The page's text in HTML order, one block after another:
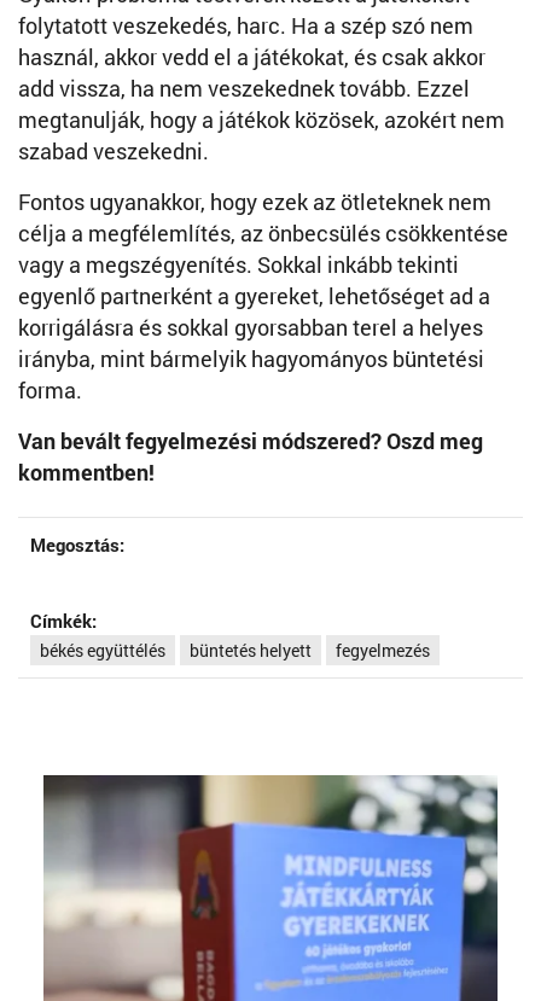
folytatott veszekedés, harc. Ha a szép szó nem
használ, akkor vedd el a játékokat, és csak akkor
add vissza, ha nem veszekednek tovább. Ezzel
megtanulják, hogy a játékok közösek, azokért nem
szabad veszekedni.
Fontos ugyanakkor, hogy ezek az ötleteknek nem
célja a megfélemlítés, az önbecsülés csökkentése
vagy a megszégyenítés. Sokkal inkább tekinti
egyenlő partnerként a gyereket, lehetőséget ad a
korrigálásra és sokkal gyorsabban terel a helyes
irányba, mint bármelyik hagyományos büntetési
forma.
Van bevált fegyelmezési módszered? Oszd meg
kommentben!
Megosztás:
Címkék:
békés együttélés büntetés helyett fegyelmezés